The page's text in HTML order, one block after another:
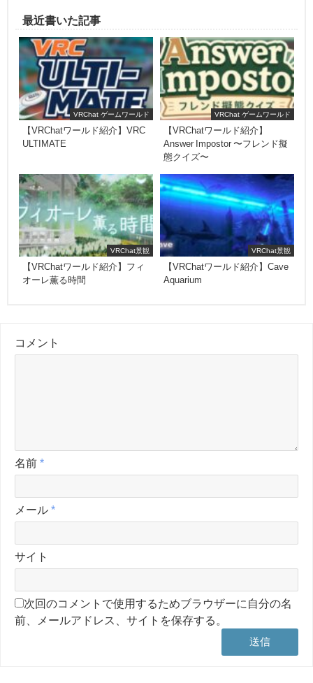
最近書いた記事
VRChat ゲームワールド
【VRChatワールド紹介】VRC
ULTIMATE
VRChat ゲームワールド
【VRChatワールド紹介】
Answer Impostor 〜フレンド擬
態クイズ〜
VRChat景観
【VRChatワールド紹介】フィ
オーレ薫る時間
VRChat景観
【VRChatワールド紹介】Cave
Aquarium
コメント
名前 *
メール *
サイト
次回のコメントで使用するためブラウザーに自分の名
前、メールアドレス、サイトを保存する。